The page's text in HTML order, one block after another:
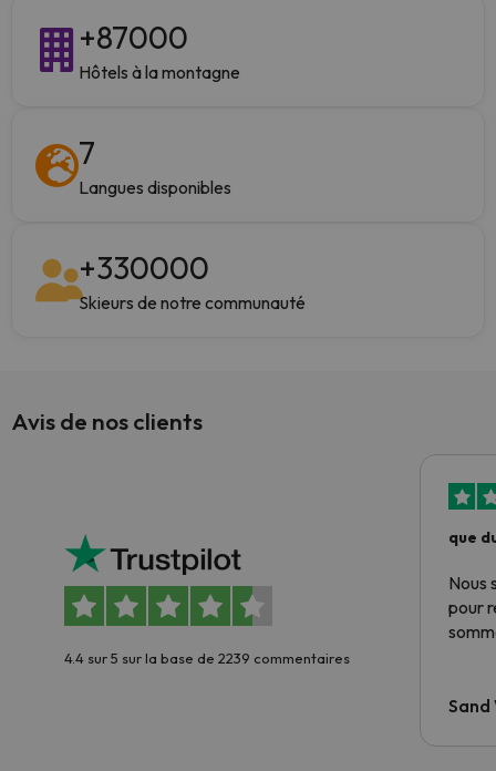
+87000
Hôtels à la montagne
7
Langues disponibles
+330000
Skieurs de notre communauté
Avis de nos clients
4.4 sur 5 sur la base de 2239 commentaires
que
Nous
pour
Sand